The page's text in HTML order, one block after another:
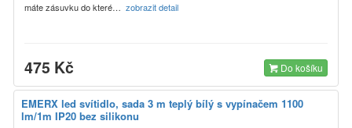
máte zásuvku do které… zobrazit detail
475 Kč Do košíku
EMERX led svítidlo, sada 3 m teplý bílý s vypínačem 1100
lm/1m IP20 bez silikonu